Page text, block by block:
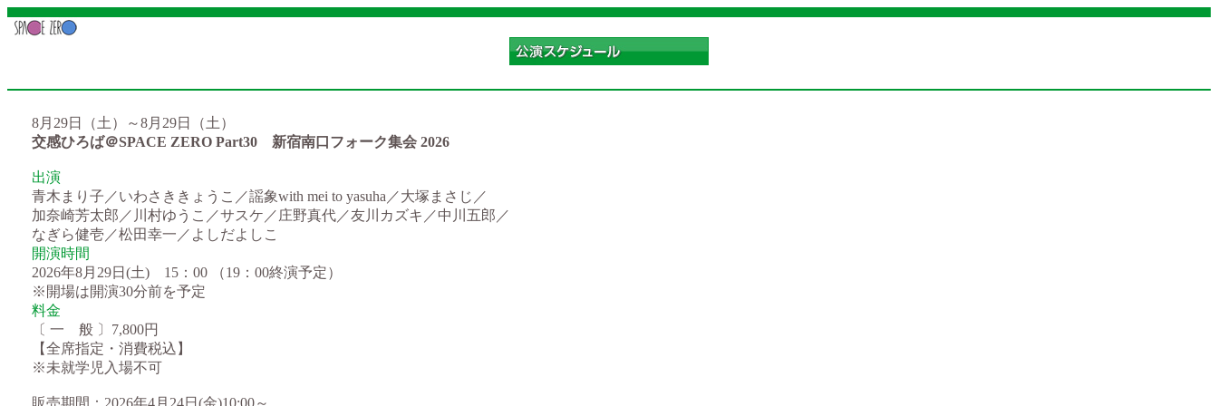
8月29日（土）～8月29日（土）
交感ひろば＠SPACE ZERO Part30 新宿南口フォーク集会 2026
出演
青木まり子／いわさききょうこ／謡象with mei to yasuha／大塚まさじ／
加奈崎芳太郎／川村ゆうこ／サスケ／庄野真代／友川カズキ／中川五郎／
なぎら健壱／松田幸一／よしだよしこ
開演時間
2026年8月29日(土) 15：00 （19：00終演予定）
※開場は開演30分前を予定
料金
〔 一 般 〕7,800円
【全席指定・消費税込】
※未就学児入場不可
販売期間：2026年4月24日(金)10:00～